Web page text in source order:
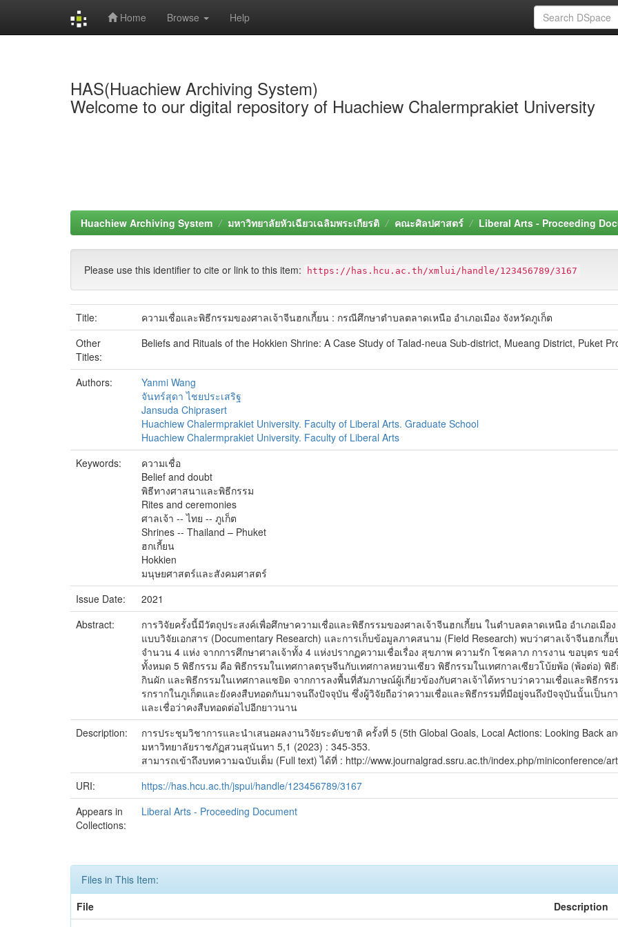
Home Browse Help
HAS(Huachiew Archiving System)
Welcome to our digital repository of Huachiew Chalermprakiet University
Huachiew Archiving System มหาวิทยาลัยหัวเฉียวเฉลิมพระเกียรติ คณะศิลปศาสตร์ Liberal Arts - Proceeding
Please use this identifier to cite or link to this item: https://has.hcu.ac.th/xmlui/handle/123456789/3167
Title:
ความเชื่อและพิธีกรรมของศาลเจ้าจีนฮกเกี้ยน : กรณีศึกษาตำบลตลาดเหนือ อำเภอเมือง จังหวัดภูเก็ต
Other
Titles:
Beliefs and Rituals of the Hokkien Shrine: A Case Study of Talad-neua Sub-district, Mueang District, Puket
Authors:
Yanmi Wang
จันทร์สุดา ไชยประเสริฐ
Jansuda Chiprasert
Huachiew Chalermprakiet University. Faculty of Liberal Arts. Graduate School
Huachiew Chalermprakiet University. Faculty of Liberal Arts
Keywords:
ความเชื่อ
Belief and doubt
พิธีทางศาสนาและพิธีกรรม
Rites and ceremonies
ศาลเจ้า -- ไทย -- ภูเก็ต
Shrines -- Thailand – Phuket
ฮกเกี้ยน
Hokkien
มนุษยศาสตร์และสังคมศาสตร์
Issue Date:
2021
Abstract:
การวิจัยครั้งนี้มีวัตถุประสงค์เพื่อศึกษาความเชื่อและพิธีกรรมของศาลเจ้าจีนฮกเกี้ยน ในตำบลตลาดเหนือ อำเภอเมื
แบบวิจัยเอกสาร (Documentary Research) และการเก็บข้อมูลภาคสนาม (Field Research) พบว่าศาลเจ้าจีนฮกเ
จำนวน 4 แห่ง จากการศึกษาศาลเจ้าทั้ง 4 แห่งปรากฏความเชื่อเรื่อง สุขภาพ ความรัก โชคลาภ การงาน ขอบุตร
ทั้งหมด 5 พิธีกรรม คือ พิธีกรรมในเทศกาลตรุษจีนกับเทศกาลหยวนเซียว พิธีกรรมในเทศกาลเซียวโบ้ยพ้อ (พ้อต่อ) พิ
กินผัก และพิธีกรรมในเทศกาลแซยิด จากการลงพื้นที่สัมภาษณ์ผู้เกี่ยวข้องกับศาลเจ้าได้ทราบว่าความเชื่อและพิธีกร
รกรากในภูเก็ตและยังคงสืบทอดกันมาจนถึงปัจจุบัน ซึ่งผู้วิจัยถือว่าความเชื่อและพิธีกรรมที่มีอยู่จนถึงปัจจุบันนั้นเป็น
และเชื่อว่าคงสืบทอดต่อไปอีกยาวนาน
Description:
การประชุมวิชาการและนำเสนอผลงานวิจัยระดับชาติ ครั้งที่ 5 (5th Global Goals, Local Actions: Looking Back
มหาวิทยาลัยราชภัฏสวนสุนันทา 5,1 (2023) : 345-353.
สามารถเข้าถึงบทความฉบับเต็ม (Full text) ได้ที่ : http://www.journalgrad.ssru.ac.th/index.php/miniconference/
URI:
https://has.hcu.ac.th/jspui/handle/123456789/3167
Appears in
Collections:
Liberal Arts - Proceeding Document
Files in This Item:
File
Description